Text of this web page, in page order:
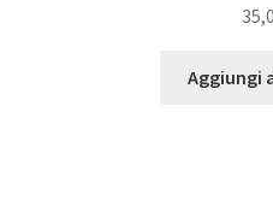
su
Aggiungi